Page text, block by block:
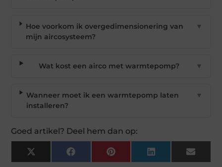
Hoe voorkom ik overgedimensionering van
mijn aircosysteem?
▼
Wat kost een airco met warmtepomp? ▼
Wanneer moet ik een warmtepomp laten
installeren?
▼
Goed artikel? Deel hem dan op:
X
(Twitter)
Facebook Pinterest LinkedIn Email